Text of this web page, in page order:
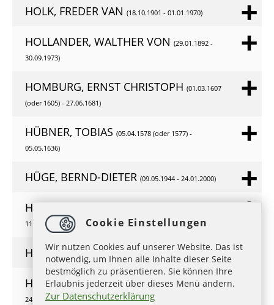
HOLK, FREDER VAN (18.10.1901 - 01.01.1970)
HOLLANDER, WALTHER VON (29.01.1892 -
30.09.1973)
HOMBURG, ERNST CHRISTOPH (01.03.1607
(oder 1605) - 27.06.1681)
HÜBNER, TOBIAS (05.04.1578 (oder 1577) -
05.05.1636)
HÜGE, BERND-DIETER (09.05.1944 - 24.01.2000)
HUGO DE SANCTO VICTORE,
11.02.1141)
HUGO VON ST. VICTOR, ( - )
HÜLSEN, AUGUST LUDWIG(03.05.1765 -
24.09.1809)
Cookie Einstellungen
Wir nutzen Cookies auf unserer Website. Das ist
notwendig, um Ihnen alle Inhalte dieser Seite
bestmöglich zu präsentieren. Sie können Ihre
Erlaubnis jederzeit über dieses Menü ändern.
Zur Datenschutzerklärung